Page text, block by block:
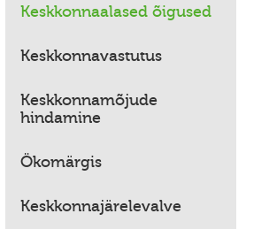
Keskkonnaalased õigused
Keskkonnavastutus
Keskkonnamõjude
hindamine
Ökomärgis
Keskkonnajärelevalve